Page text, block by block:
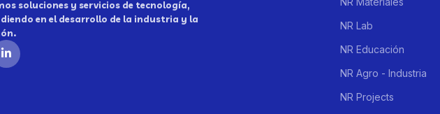
soluciones y servicios de tecnología,
en el desarrollo de la industria y la
NR Lab
NR Educación
NR Agro - Industria
NR Projects